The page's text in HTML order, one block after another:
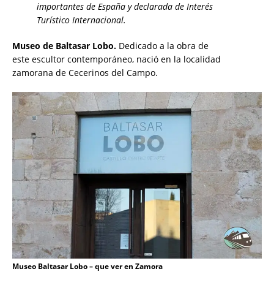
importantes de España y declarada de Interés
Turístico Internacional.
Museo de Baltasar Lobo. Dedicado a la obra de
este escultor contemporáneo, nació en la localidad
zamorana de Cecerinos del Campo.
Museo Baltasar Lobo – que ver en Zamora